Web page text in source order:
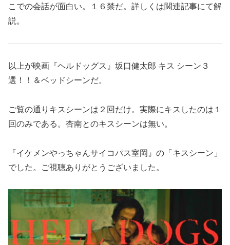
こでの会話が面白い。１６禁だ。詳しくは関連記事にて解
説。
以上が映画『ヘルドッグス』坂口健太郎 キス シーン３
選！！＆ベッドシーンだ。
ご覧の通りキスシーンは２回だけ。実際にキスしたのは１
回のみである。杏南とのキスシーンは無い。
『イケメンやっちゃんサイコパス室岡』の「キスシーン」
でした。ご視聴ありがとうございました。